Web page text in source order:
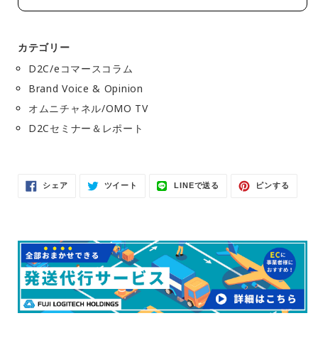
カテゴリー
D2C/eコマースコラム
Brand Voice & Opinion
オムニチャネル/OMO TV
D2Cセミナー＆レポート
シェアFacebookツイート
Twitter
LINEで送る
LINE
ピンする